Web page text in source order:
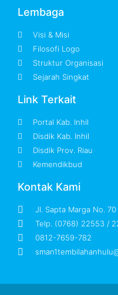
Lembaga
Visi & Misi
Filosofi Logo
Struktur Organisasi
Sejarah Singkat
Link Terkait
Portal Kab. Inhil
Disdik Kab. Inhil
Disdik Prov. Riau
Kemendikbud
Kontak Kami
Jl. Sapta Marga No.
Telp. (0768) 22553 /
0812-7659-782